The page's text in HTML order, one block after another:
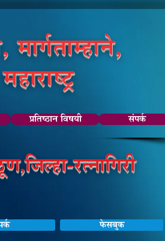
मार्गताम्हाने,
संपर्क
प्रतिष्ठान विषयी
रत्नागिरी
फेसबुक